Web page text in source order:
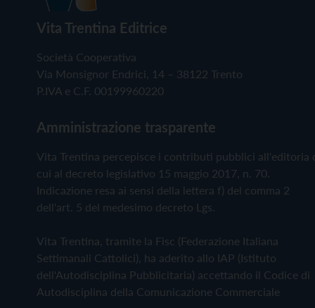
Vita Trentina Editrice
Società Cooperativa
Via Monsignor Endrici, 14 – 38122 Trento
P.IVA e C.F. 00199960220
Amministrazione trasparente
Vita Trentina percepisce i contributi pubblici all'editoria
cui al decreto legislativo 15 maggio 2017, n. 70.
Indicazione resa ai sensi della lettera f) del comma 2
dell'art. 5 del medesimo decreto Lgs.
Vita Trentina, tramite la Fisc (Federazione Italiana
Settimanali Cattolici), ha aderito allo IAP (Istituto
dell'Autodisciplina Pubblicitaria) accettando il Codice di
Autodisciplina della Comunicazione Commerciale